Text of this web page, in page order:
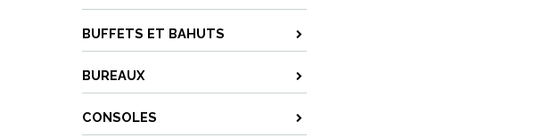
BUFFETS ET BAHUTS
BUREAUX
CONSOLES